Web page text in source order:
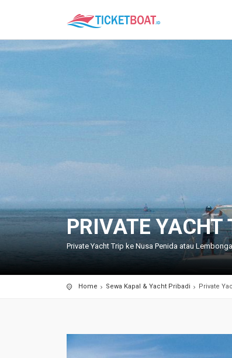
PRIVATE YACHT
Private Yacht Trip ke Nusa Penida atau
Home Sewa Kapal & Yacht Pribadi Private